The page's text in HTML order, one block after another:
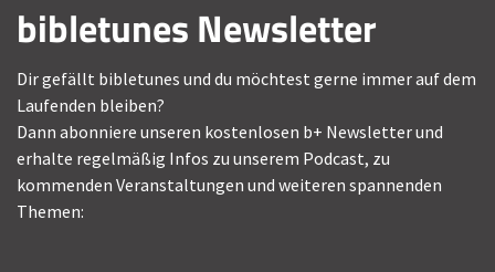
bibletunes Newsletter
Dir gefällt bibletunes und du möchtest gerne immer auf dem
Laufenden bleiben?
Dann abonniere unseren kostenlosen b+ Newsletter und
erhalte regelmäßig Infos zu unserem Podcast, zu
kommenden Veranstaltungen und weiteren spannenden
Themen: